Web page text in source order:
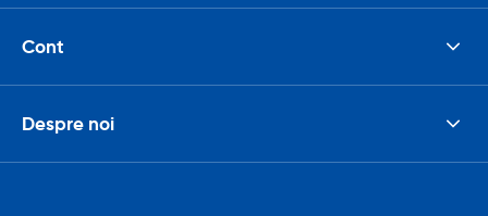
Cont
Despre noi